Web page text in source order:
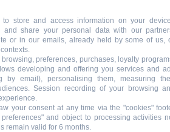
Se renseigner au
to store and access information on your
and share your personal data with our
or in our emails, already held by some of us,
preferences, purchases, loyalty
developing and offering you services and
by email), personalising them, measuring
Session recording of your browsing
your consent at any time via the "cookies"
and object to processing activities
remain valid for 6 months.